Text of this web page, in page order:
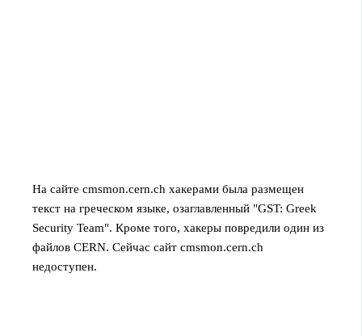
На сайте cmsmon.cern.ch хакерами была размещен
текст на греческом языке, озаглавленный "GST: Greek
Security Team". Кроме того, хакеры повредили один из
файлов CERN. Сейчас сайт cmsmon.cern.ch
недоступен.